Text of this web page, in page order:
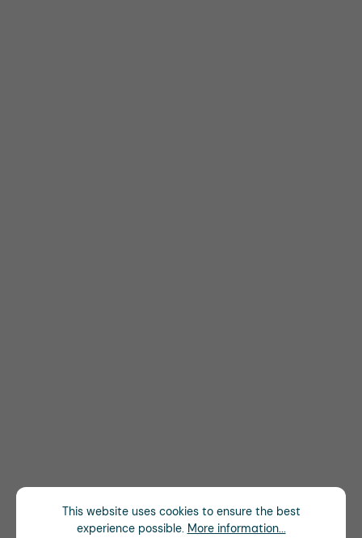
This website uses cookies to ensure the best
experience possible. More information...